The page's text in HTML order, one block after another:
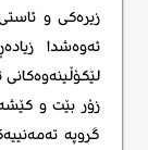
زیرەکی و
ئەوەشدا
زۆر بێت و
گروپە